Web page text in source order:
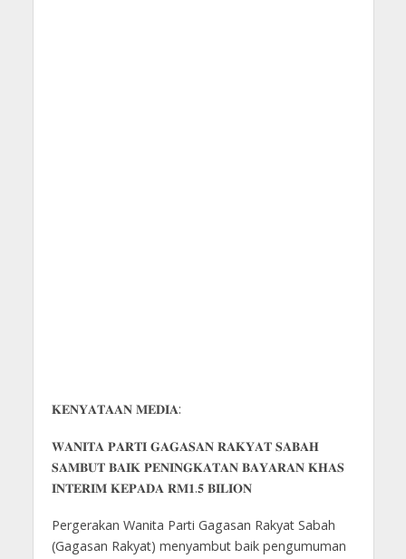
𝐊𝐄𝐍𝐘𝐀𝐓𝐀𝐀𝐍 𝐌𝐄𝐃𝐈𝐀:
𝐖𝐀𝐍𝐈𝐓𝐀 𝐏𝐀𝐑𝐓𝐈 𝐆𝐀𝐆𝐀𝐒𝐀𝐍 𝐑𝐀𝐊𝐘𝐀𝐓 𝐒𝐀𝐁𝐀𝐇
𝐒𝐀𝐌𝐁𝐔𝐓 𝐁𝐀𝐈𝐊 𝐏𝐄𝐍𝐈𝐍𝐆𝐊𝐀𝐓𝐀𝐍 𝐁𝐀𝐘𝐀𝐑𝐀𝐍 𝐊𝐇𝐀𝐒
𝐈𝐍𝐓𝐄𝐑𝐈𝐌 𝐊𝐄𝐏𝐀𝐃𝐀 𝐑𝐌𝟏.𝟓 𝐁𝐈𝐋𝐈𝐎𝐍
Pergerakan Wanita Parti Gagasan Rakyat Sabah
(Gagasan Rakyat) menyambut baik pengumuman